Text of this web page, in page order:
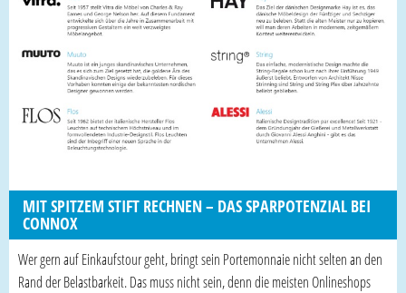
MIT SPITZEM STIFT RECHNEN – DAS SPARPOTENZIAL BEI
CONNOX
Wer gern auf Einkaufstour geht, bringt sein Portemonnaie nicht selten an den
Rand der Belastbarkeit. Das muss nicht sein, denn die meisten Onlineshops